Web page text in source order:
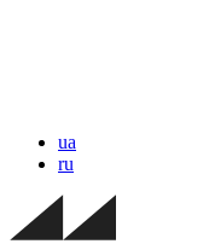
ua
ru